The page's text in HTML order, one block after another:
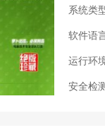
系统类
软件语
运行环
安全检